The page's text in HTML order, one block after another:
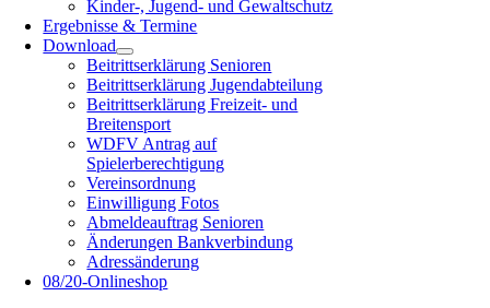
Kinder-, Jugend- und Gewaltschutz
Ergebnisse & Termine
Download
Beitrittserklärung Senioren
Beitrittserklärung Jugendabteilung
Beitrittserklärung Freizeit- und
Breitensport
WDFV Antrag auf
Spielerberechtigung
Vereinsordnung
Einwilligung Fotos
Abmeldeauftrag Senioren
Änderungen Bankverbindung
Adressänderung
08/20-Onlineshop